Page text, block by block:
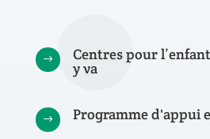
$ Centres pour
y va
$ Programme d'appui